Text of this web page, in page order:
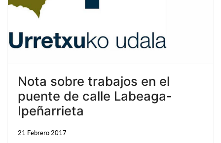
Nota sobre trabajos en el
puente de calle Labeaga-
Ipeñarrieta
21 Febrero 2017